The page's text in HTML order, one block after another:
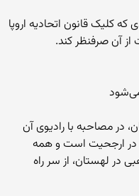
که کلیک قانون اتحادیه اروپا
آن صرفنظر کند.
می‌شود
در مصاحبه با رادیوی آن
در ارجحیت است و همه
در لهستان، از سر راه